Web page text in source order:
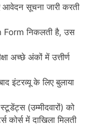
सूचना जारी करती
निकलती है, उस
अच्छे अंकों में उत्तीर्ण
इंटरव्यू के लिए बुलाया
(उम्मीदवारों) को
कोर्स में दाखिला मिलती